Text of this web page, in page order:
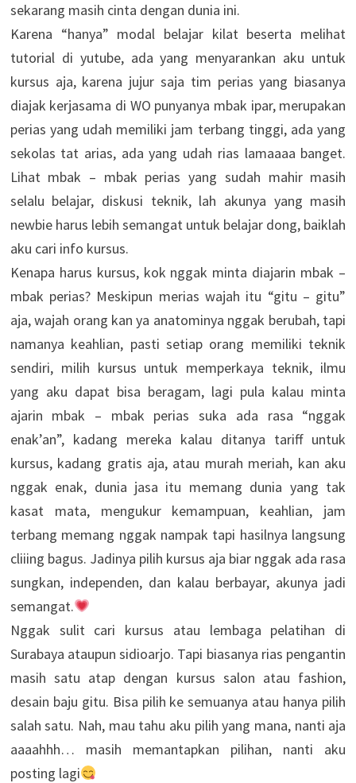
sekarang masih cinta dengan dunia ini.
Karena “hanya” modal belajar kilat beserta melihat
tutorial di yutube, ada yang menyarankan aku untuk
kursus aja, karena jujur saja tim perias yang biasanya
diajak kerjasama di WO punyanya mbak ipar, merupakan
perias yang udah memiliki jam terbang tinggi, ada yang
sekolas tat arias, ada yang udah rias lamaaaa banget.
Lihat mbak – mbak perias yang sudah mahir masih
selalu belajar, diskusi teknik, lah akunya yang masih
newbie harus lebih semangat untuk belajar dong, baiklah
aku cari info kursus.
Kenapa harus kursus, kok nggak minta diajarin mbak –
mbak perias? Meskipun merias wajah itu “gitu – gitu”
aja, wajah orang kan ya anatominya nggak berubah, tapi
namanya keahlian, pasti setiap orang memiliki teknik
sendiri, milih kursus untuk memperkaya teknik, ilmu
yang aku dapat bisa beragam, lagi pula kalau minta
ajarin mbak – mbak perias suka ada rasa “nggak
enak’an”, kadang mereka kalau ditanya tariff untuk
kursus, kadang gratis aja, atau murah meriah, kan aku
nggak enak, dunia jasa itu memang dunia yang tak
kasat mata, mengukur kemampuan, keahlian, jam
terbang memang nggak nampak tapi hasilnya langsung
cliiing bagus. Jadinya pilih kursus aja biar nggak ada rasa
sungkan, independen, dan kalau berbayar, akunya jadi
semangat.
Nggak sulit cari kursus atau lembaga pelatihan di
Surabaya ataupun sidioarjo. Tapi biasanya rias pengantin
masih satu atap dengan kursus salon atau fashion,
desain baju gitu. Bisa pilih ke semuanya atau hanya pilih
salah satu. Nah, mau tahu aku pilih yang mana, nanti aja
aaaahhh… masih memantapkan pilihan, nanti aku
posting lagi